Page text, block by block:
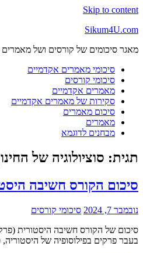
Skip to content
Sikum4U.com
מאגר סיכומים של קורסים ושל
סיכומי מאמרים אקדמיים
סיכומי קורסים
מאמרים אקדמיים
סקירות של מאמרים אקדמיים
סיכום מאמרים
מאמרים
מבחנים לדוגמא
תגית: סוציולוגיה של החינוך
סיכום הקורס חשיבה
נובמבר 7, 2024
סיכומי קורסים
בעבר פרקים בפילוסופיה של היסטוריה‎, סוקר את הזרמים המרכזיים בפילוסופיה של ההיסטוריה, ומהווה פתח לדיונים מתודולוגיים ופילוסופיים על מהמעדה של ההיסטוריה